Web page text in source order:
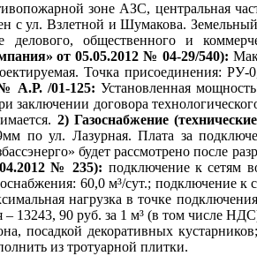
зоне АЗС, центральная
с ул. Взлетной и Шумакова.
общественного и
от 05.05.2012 № 04-29/540):
Точка присоединения: РУ-
А.Р. /01-125: Установленная
договора
2) Газоснабжение
по ул. Лазурная. Плата за
будет рассмотрено после
№ 235): подключение к сетям
60,0 м³/сут.; подключение
нагрузка в точке
13243, 90 руб. за 1 м³ (в том числе
посадкой декоративных
из тротуарной плитки.